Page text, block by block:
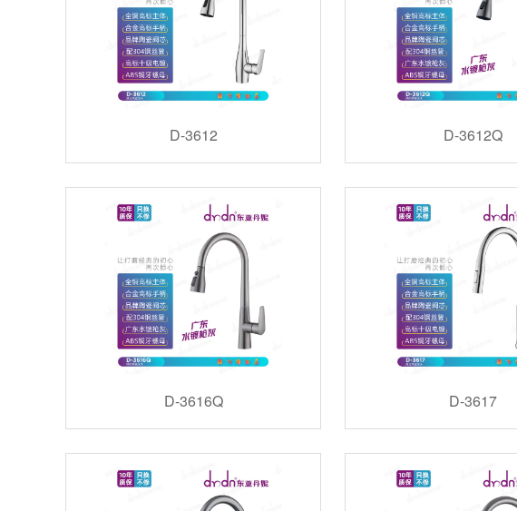
D-3612 D-3612Q
D-3616Q D-3617